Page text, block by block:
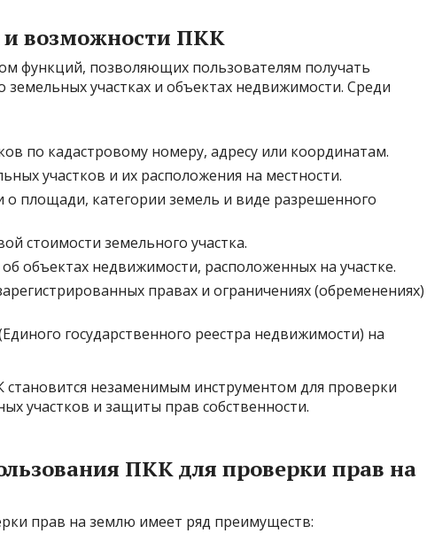
возможности ПКК
функций, позволяющих пользователям получать
участках и объектах недвижимости. Среди
по кадастровому номеру, адресу или координатам.
участков и их расположения на местности.
площади, категории земель и виде разрешенного
стоимости земельного участка.
объектах недвижимости, расположенных на участке.
правах и ограничениях (обременениях)
государственного реестра недвижимости) на
становится незаменимым инструментом для проверки
участков и защиты прав собственности.
ПКК для проверки прав на
прав на землю имеет ряд преимуществ: